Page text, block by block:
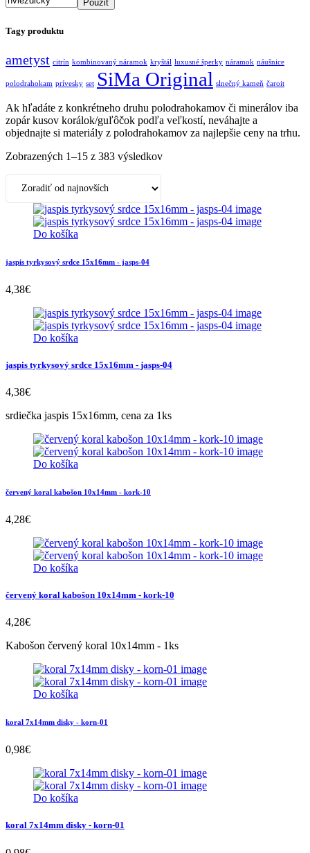
Použiť
Tagy produktu
ametyst citrín kombinovaný náramok kryštál luxusné šperky náramok náušnice
polodrahokam prívesky set SiMa Original slnečný kameň čaroit
Ak hľadáte z konkrétneho druhu polodrahokamov či minerálov iba
zopár kusov korálok/guľôčok podľa veľkostí, neváhajte a
objednajte si materiály z polodrahokamov za najlepšie ceny na trhu.
Zobrazených 1–15 z 383 výsledkov
Do košíka
jaspis tyrkysový srdce 15x16mm - jasps-04
4,38€
Do košíka
jaspis tyrkysový srdce 15x16mm - jasps-04
4,38€
srdiečka jaspis 15x16mm, cena za 1ks
Do košíka
červený koral kabošon 10x14mm - kork-10
4,28€
Do košíka
červený koral kabošon 10x14mm - kork-10
4,28€
Kabošon červený koral 10x14mm - 1ks
Do košíka
koral 7x14mm disky - korn-01
0,98€
Do košíka
koral 7x14mm disky - korn-01